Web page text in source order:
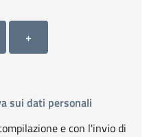
3Allegato 4
+
sui dati personali
e con l'invio di